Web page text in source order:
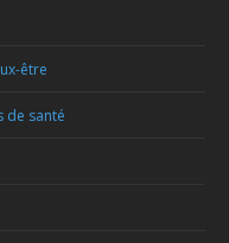
être
de santé